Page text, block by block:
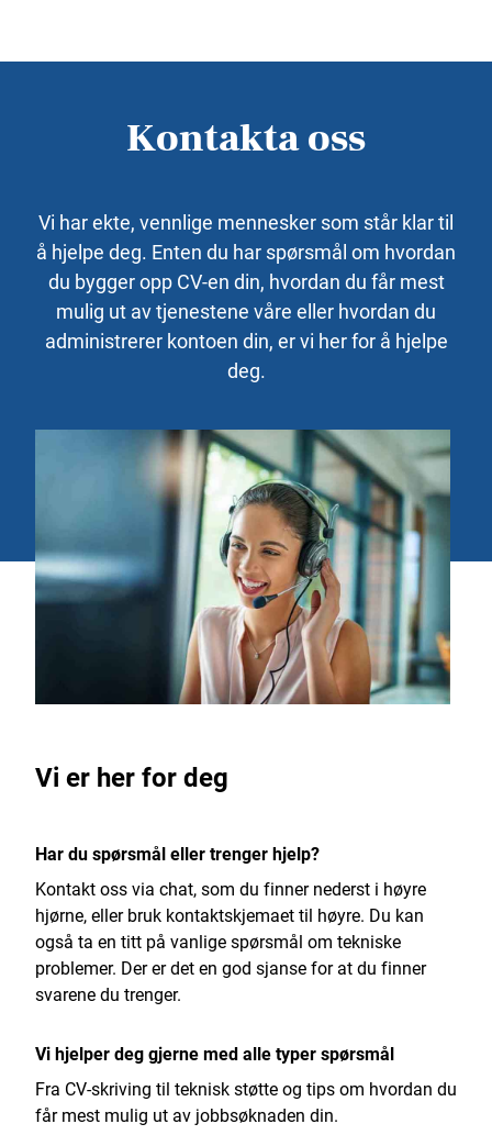
Kontakta oss
Vi har ekte, vennlige mennesker som står klar til
å hjelpe deg. Enten du har spørsmål om hvordan
du bygger opp CV-en din, hvordan du får mest
mulig ut av tjenestene våre eller hvordan du
administrerer kontoen din, er vi her for å hjelpe
deg.
Vi er her for deg
Har du spørsmål eller trenger hjelp?
Kontakt oss via chat, som du finner nederst i høyre
hjørne, eller bruk kontaktskjemaet til høyre. Du kan
også ta en titt på vanlige spørsmål om tekniske
problemer. Der er det en god sjanse for at du finner
svarene du trenger.
Vi hjelper deg gjerne med alle typer spørsmål
Fra CV-skriving til teknisk støtte og tips om hvordan du
får mest mulig ut av jobbsøknaden din.